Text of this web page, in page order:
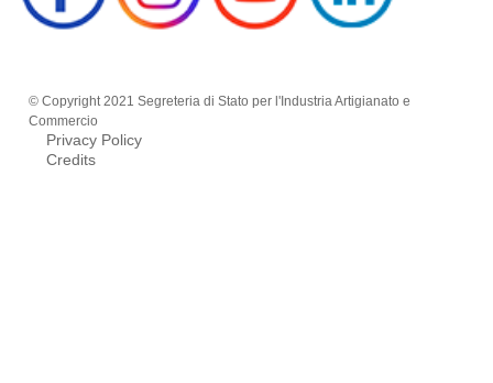
© Copyright 2021 Segreteria di Stato per l'Industria Artigianato e
Commercio
Privacy Policy
Credits